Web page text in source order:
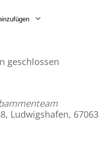
geschlossen
Ludwigshafen, 67063